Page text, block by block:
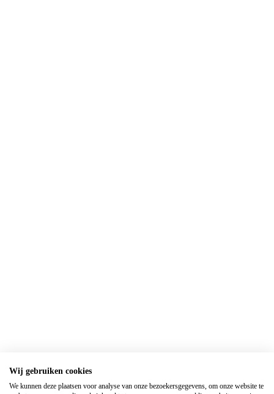
Wij gebruiken cookies
We kunnen deze plaatsen voor analyse van onze bezoekersgegevens, om onze website te